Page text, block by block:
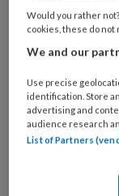
Bij
welke
je?
Untitled
Ontvang
Ontvang
Would you rather
cookies, these do not
We and our
Use precise
identification. Store
advertising and
audience research
List of Partners